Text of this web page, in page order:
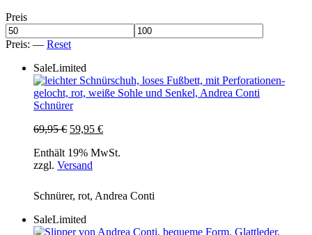
Preis
Preis: — Reset
SaleLimited
Schnürer
69,95€ Ursprünglicher
war:
69,95 €
59,95 €Aktueller
ist:
Enthält 19% MwSt.
zzgl. Versand
Schnürer, rot, Andrea Conti
SaleLimited